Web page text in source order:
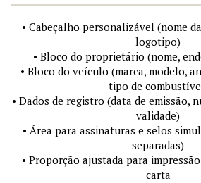
• Cabeçalho personalizável (nome
logotipo)
• Bloco do proprietário (nome,
• Bloco do veículo (marca, modelo,
tipo de
• Dados de registro (data de emissão,
validade)
• Área para assinaturas e selos
separadas)
• Proporção ajustada para
carta